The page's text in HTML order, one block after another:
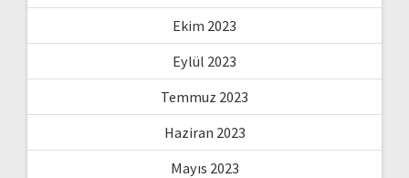
Ekim 2023
Eylül 2023
Temmuz 2023
Haziran 2023
Mayıs 2023